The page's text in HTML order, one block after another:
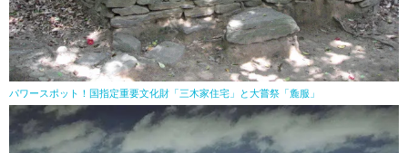
パワースポット！国指定重要文化財「三木家住宅」と大嘗祭「麁服」